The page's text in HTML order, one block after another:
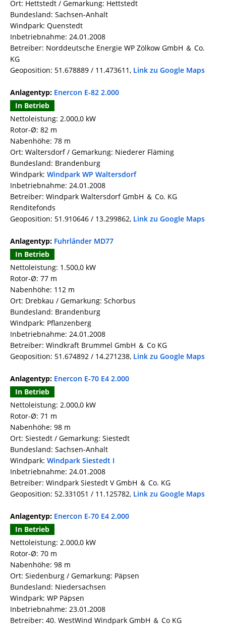
Ort: Hettstedt / Gemarkung: Hettstedt
Bundesland: Sachsen-Anhalt
Windpark: Quenstedt
Inbetriebnahme: 24.01.2008
Betreiber: Norddeutsche Energie WP Zölkow GmbH ＆ Co.
KG
Geoposition: 51.678889 / 11.473611, Link zu Google Maps
Anlagentyp: Enercon E-82 2.000
In Betrieb
Nettoleistung: 2.000,0 kW
Rotor-Ø: 82 m
Nabenhöhe: 78 m
Ort: Waltersdorf / Gemarkung: Niederer Fläming
Bundesland: Brandenburg
Windpark: Windpark WP Waltersdorf
Inbetriebnahme: 24.01.2008
Betreiber: Windpark Waltersdorf GmbH ＆ Co. KG
Renditefonds
Geoposition: 51.910646 / 13.299862, Link zu Google Maps
Anlagentyp: Fuhrländer MD77
In Betrieb
Nettoleistung: 1.500,0 kW
Rotor-Ø: 77 m
Nabenhöhe: 112 m
Ort: Drebkau / Gemarkung: Schorbus
Bundesland: Brandenburg
Windpark: Pflanzenberg
Inbetriebnahme: 24.01.2008
Betreiber: Windkraft Brummel GmbH ＆ Co KG
Geoposition: 51.674892 / 14.271238, Link zu Google Maps
Anlagentyp: Enercon E-70 E4 2.000
In Betrieb
Nettoleistung: 2.000,0 kW
Rotor-Ø: 71 m
Nabenhöhe: 98 m
Ort: Siestedt / Gemarkung: Siestedt
Bundesland: Sachsen-Anhalt
Windpark: Windpark Siestedt I
Inbetriebnahme: 24.01.2008
Betreiber: Windpark Siestedt V GmbH ＆ Co. KG
Geoposition: 52.331051 / 11.125782, Link zu Google Maps
Anlagentyp: Enercon E-70 E4 2.000
In Betrieb
Nettoleistung: 2.000,0 kW
Rotor-Ø: 70 m
Nabenhöhe: 98 m
Ort: Siedenburg / Gemarkung: Päpsen
Bundesland: Niedersachsen
Windpark: WP Päpsen
Inbetriebnahme: 23.01.2008
Betreiber: 40. WestWind Windpark GmbH ＆ Co KG